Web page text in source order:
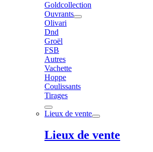
Goldcollection
Ouvrants
Olivari
Dnd
Groël
FSB
Autres
Vachette
Hoppe
Coulissants
Tirages
Lieux de vente
Lieux de vente